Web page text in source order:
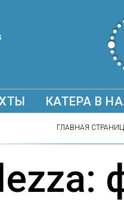
КАТЕРА В
ГЛАВНАЯ